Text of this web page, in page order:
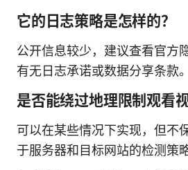
它的日志策略是怎样的？
公开信息较少，建议查看官方
有无日志承诺或数据分享条款。
是否能绕过地理限制观看视
可以在某些情况下实现，但不
于服务器和目标网站的检测策略